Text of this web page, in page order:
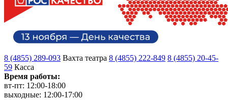
8 (4855) 289-093 Вахта театра 8 (4855) 222-849 8 (4855) 20-45-
59 Касса
Время работы:
вт-пт: 12:00-18:00
выходные: 12:00-17:00